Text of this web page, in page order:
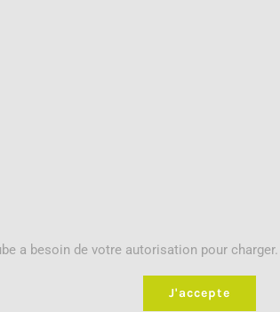
a besoin de votre autorisation pour
J'accepte